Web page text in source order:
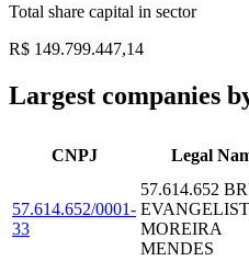
Total share capital in sector
R$ 149.799.447,14
Largest companies
CNPJ Legal
57.614.652/0001-
33
57.614.652
MOREIRA
MENDES